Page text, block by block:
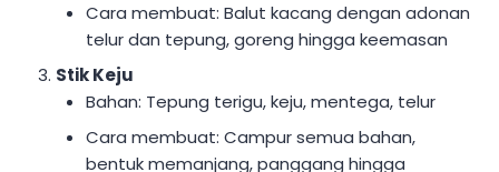
Cara membuat: Balut kacang dengan adonan
telur dan tepung, goreng hingga keemasan
Stik Keju
Bahan: Tepung terigu, keju, mentega, telur
Cara membuat: Campur semua bahan,
bentuk memanjang, panggang hingga